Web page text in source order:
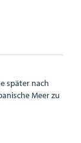
später nach
Meer zu